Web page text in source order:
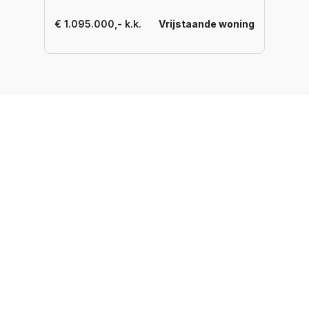
€ 1.095.000,- k.k. Vrijstaande woning